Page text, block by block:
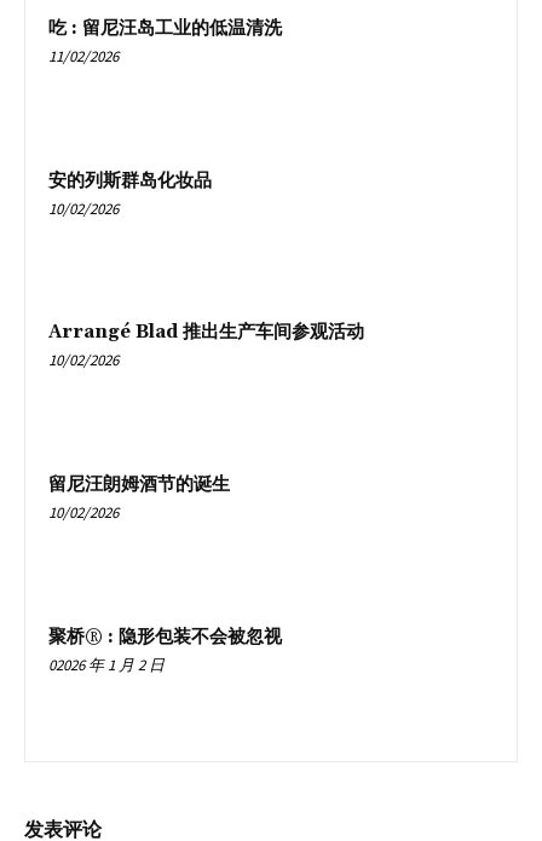
吃 : 留尼汪岛工业的低温清洗
11/02/2026
安的列斯群岛化妆品
10/02/2026
Arrangé Blad 推出生产车间参观活动
10/02/2026
留尼汪朗姆酒节的诞生
10/02/2026
聚桥® : 隐形包装不会被忽视
02026 年 1 月 2 日
发表评论